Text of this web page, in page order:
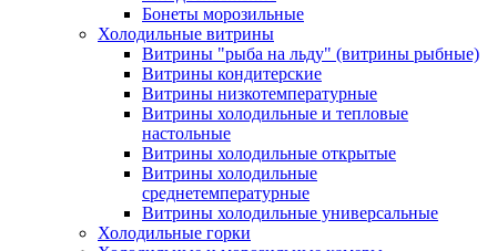
Бонеты морозильные
Холодильные витрины
Витрины "рыба на льду" (витрины рыбные)
Витрины кондитерские
Витрины низкотемпературные
Витрины холодильные и тепловые
настольные
Витрины холодильные открытые
Витрины холодильные
среднетемпературные
Витрины холодильные универсальные
Холодильные горки